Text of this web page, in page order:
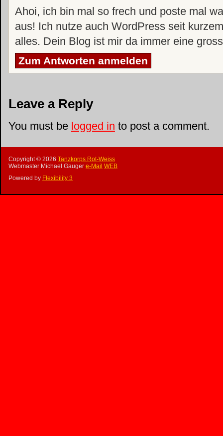
Ahoi, ich bin mal so frech und poste mal
aus! Ich nutze auch WordPress seit
alles. Dein Blog ist mir da immer eine
Zum Antworten anmelden
Leave a Reply
You must be logged in to post a comment.
Copyright © 2026 Tanzkorps Rot-Weiss
Webmaster Michael Gauger e-Mail WEB
Powered by Flexibility 3